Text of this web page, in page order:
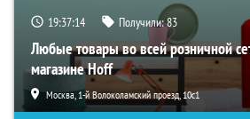
19:37:13 Получили:83
Любые товары во всей розничной
магазине Hoff
Москва, 1-й Волоколамский проезд, 10с1